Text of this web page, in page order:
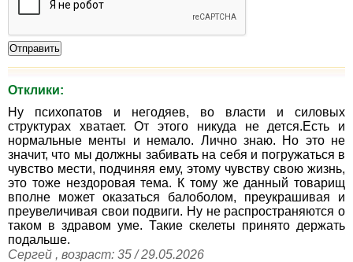
Отклики:
Ну психопатов и негодяев, во власти и силовых
структурах хватает. От этого никуда не дется.Есть и
нормальные менты и немало. Лично знаю. Но это не
значит, что мы должны забивать на себя и погружаться в
чувство мести, подчиняя ему, этому чувству свою жизнь,
это тоже нездоровая тема. К тому же данный товарищ
вполне может оказаться балоболом, преукрашивая и
преувеличивая свои подвиги. Ну не распространяются о
таком в здравом уме. Такие скелеты принято держать
подальше.
Сергей , возраст: 35 / 29.05.2026